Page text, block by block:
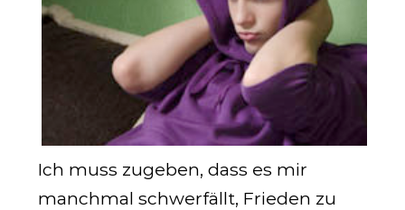
Ich muss zugeben, dass es mir
manchmal schwerfällt, Frieden zu